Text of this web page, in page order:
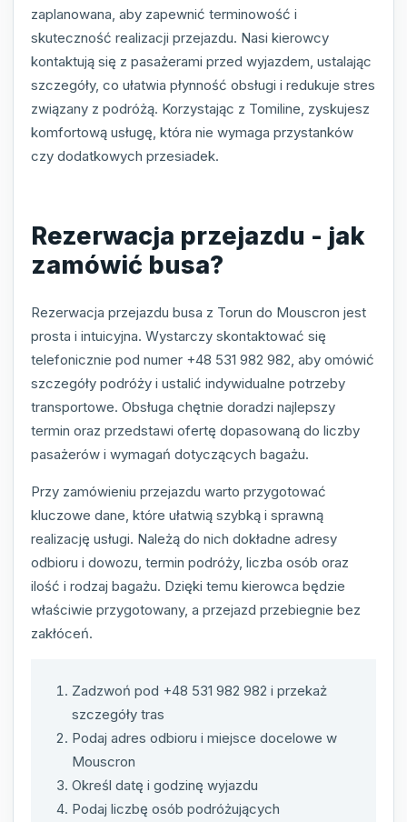
zaplanowana, aby zapewnić terminowość i
skuteczność realizacji przejazdu. Nasi kierowcy
kontaktują się z pasażerami przed wyjazdem, ustalając
szczegóły, co ułatwia płynność obsługi i redukuje stres
związany z podróżą. Korzystając z Tomiline, zyskujesz
komfortową usługę, która nie wymaga przystanków
czy dodatkowych przesiadek.
Rezerwacja przejazdu - jak
zamówić busa?
Rezerwacja przejazdu busa z Torun do Mouscron jest
prosta i intuicyjna. Wystarczy skontaktować się
telefonicznie pod numer +48 531 982 982, aby omówić
szczegóły podróży i ustalić indywidualne potrzeby
transportowe. Obsługa chętnie doradzi najlepszy
termin oraz przedstawi ofertę dopasowaną do liczby
pasażerów i wymagań dotyczących bagażu.
Przy zamówieniu przejazdu warto przygotować
kluczowe dane, które ułatwią szybką i sprawną
realizację usługi. Należą do nich dokładne adresy
odbioru i dowozu, termin podróży, liczba osób oraz
ilość i rodzaj bagażu. Dzięki temu kierowca będzie
właściwie przygotowany, a przejazd przebiegnie bez
zakłóceń.
Zadzwoń pod +48 531 982 982 i przekaż
szczegóły tras
Podaj adres odbioru i miejsce docelowe w
Mouscron
Określ datę i godzinę wyjazdu
Podaj liczbę osób podróżujących